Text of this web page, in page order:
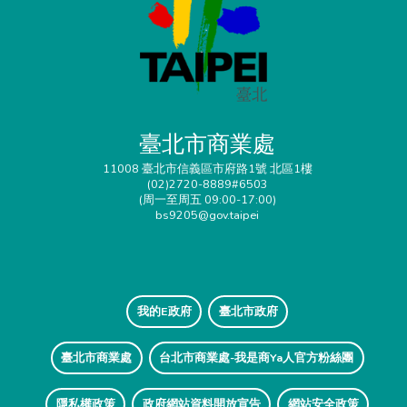
臺北市商業處
11008 臺北市信義區市府路1號 北區1樓
(02)2720-8889#6503
(周一至周五 09:00-17:00)
bs9205@gov.taipei
我的E政府 臺北市政府
臺北市商業處 台北市商業處-我是商Ya人官方粉絲團